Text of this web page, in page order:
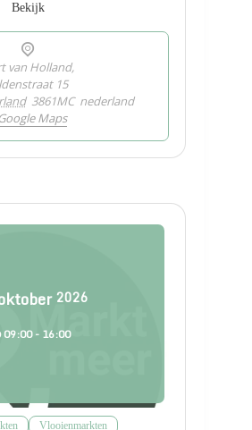
Bekijk
van Holland,
15
3861MC nederland
Maps
2026
09:00 - 16:00
Vlooienmarkten